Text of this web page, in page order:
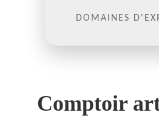
DOMAINES
Comptoir